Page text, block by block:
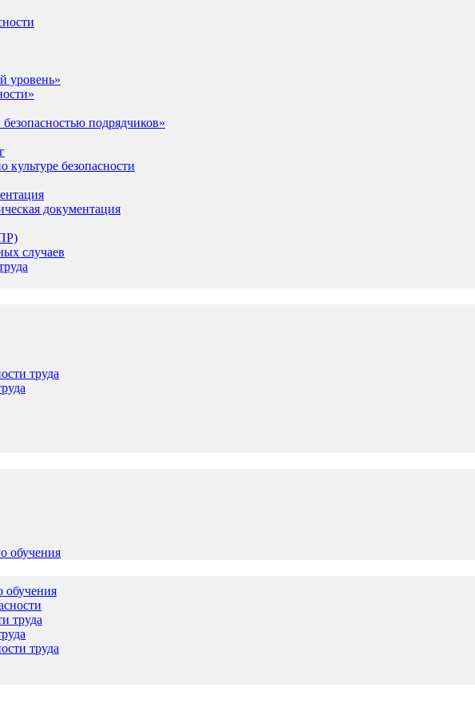
уровень»
подрядчиков»
культуре безопасности
документация
случаев
труда
обучения
обучения
труда
труда